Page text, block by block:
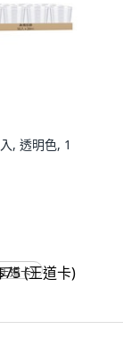
, 透明色, 1
道卡)